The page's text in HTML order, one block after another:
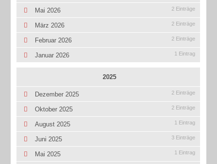
Mai 2026 2 Einträge
März 2026 2 Einträge
Februar 2026 2 Einträge
Januar 2026 1 Eintrag
2025
Dezember 2025 2 Einträge
Oktober 2025 2 Einträge
August 2025 1 Eintrag
Juni 2025 3 Einträge
Mai 2025 1 Eintrag